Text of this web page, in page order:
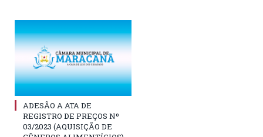
ADESÃO A ATA DE
REGISTRO DE PREÇOS Nº
03/2023 (AQUISIÇÃO DE